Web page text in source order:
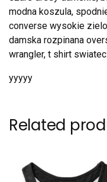
modna koszula,
converse wysokie
damska rozpinana
wrangler, t shirt
yyyyy
Related